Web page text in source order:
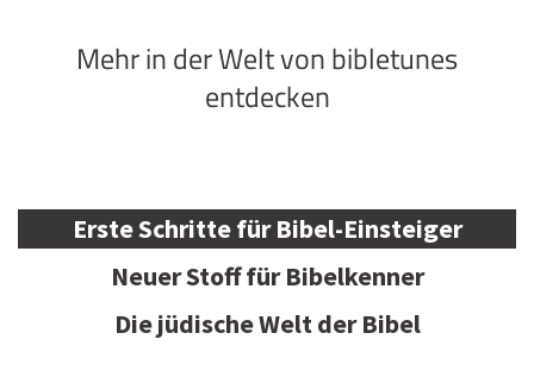
Mehr in der Welt von bibletunes
entdecken
Erste Schritte für Bibel-Einsteiger
Neuer Stoff für Bibelkenner
Die jüdische Welt der Bibel